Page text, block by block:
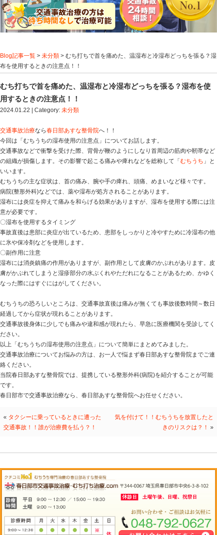
Blog記事一覧>未分類> むち打ちで首を痛めた、温湿布
布を使用するときの注意点！！
むち打ちで首を痛めた、温湿布と冷湿布どっ
2024.01.22 | Category:未分類
交通事故治療なら春日部あすな整骨院 へ！！
今回は「むちうちの湿布使用の注意点」についてお話し
交通事故などで衝撃を受けた際、背骨が鞭のようにしな
の組織が損傷します。その影響で起こる痛みや痺れなど
いいます。
むちうちの主な症状は、首の痛み、腕や手の痺れ、頭痛
病院(整形外科)などでは、薬や湿布が処方されることが
〇湿布を使用するタイミング
事故直後は患部に炎症が出ているため、患部をしっかり
に氷や保冷剤などを使用します。
〇副作用に注意
湿布には消炎鎮痛の作用がありますが、副作用として皮